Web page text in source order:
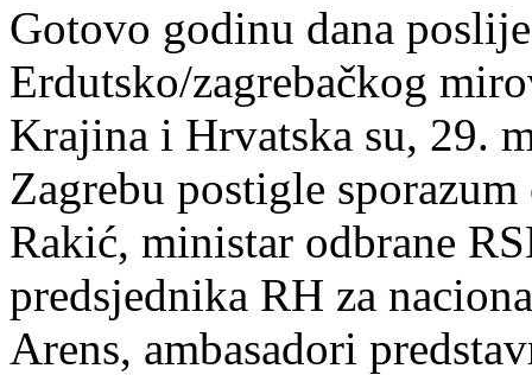
Gotovo godinu dana
Erdutsko/zagrebačkog
Krajina i Hrvatska su, 29.
Zagrebu postigle
Rakić, ministar odbrane
predsjednika RH za
Arens, ambasadori